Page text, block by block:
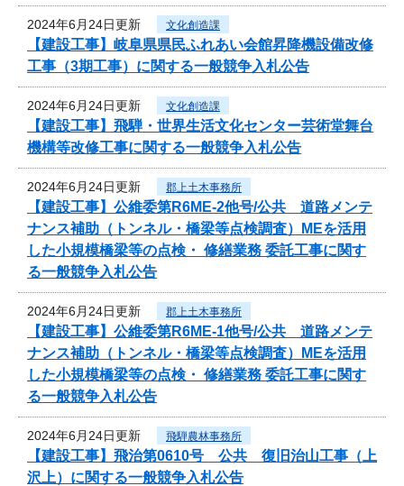
2024年6月24日更新 文化創造課
【建設工事】岐阜県県民ふれあい会館昇降機設備改修
工事（3期工事）に関する一般競争入札公告
2024年6月24日更新 文化創造課
【建設工事】飛騨・世界生活文化センター芸術堂舞台
機構等改修工事に関する一般競争入札公告
2024年6月24日更新 郡上土木事務所
【建設工事】公維委第R6ME-2他号/公共 道路メンテ
ナンス補助（トンネル・橋梁等点検調査）MEを活用
した小規模橋梁等の点検・ 修繕業務 委託工事に関す
る一般競争入札公告
2024年6月24日更新 郡上土木事務所
【建設工事】公維委第R6ME-1他号/公共 道路メンテ
ナンス補助（トンネル・橋梁等点検調査）MEを活用
した小規模橋梁等の点検・ 修繕業務 委託工事に関す
る一般競争入札公告
2024年6月24日更新 飛騨農林事務所
【建設工事】飛治第0610号 公共 復旧治山工事（上
沢上）に関する一般競争入札公告